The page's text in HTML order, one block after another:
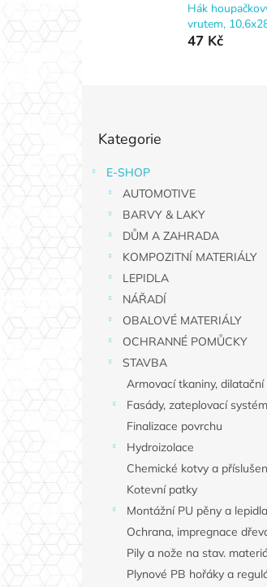
Hák
vrutem,
47 Kč
a
n
p
a
kategorie
Kategorie
E-SHOP
AUTOMOTIVE
BARVY & LAKY
DŮM A ZAHRADA
KOMPOZITNÍ MATERIÁLY
LEPIDLA
NÁŘADÍ
OBALOVÉ MATERIÁLY
OCHRANNÉ POMŮCKY
STAVBA
Armovací tkaniny, dilatační
Fasády, zateplovací
Finalizace povrchu
Hydroizolace
Chemické kotvy a
Kotevní patky
Montážní PU pěny a lepidla
Ochrana, impregnace
Pily a nože na stav.
Plynové PB hořáky a